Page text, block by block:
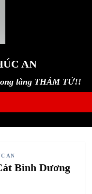
AN
làng THÁM TỬ!!
AN
Bình Dương